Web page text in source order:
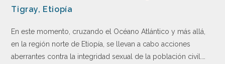
Tigray, Etiopía
En este momento, cruzando el Océano Atlántico y más allá,
en la región norte de Etiopía, se llevan a cabo acciones
aberrantes contra la integridad sexual de la población civil.…